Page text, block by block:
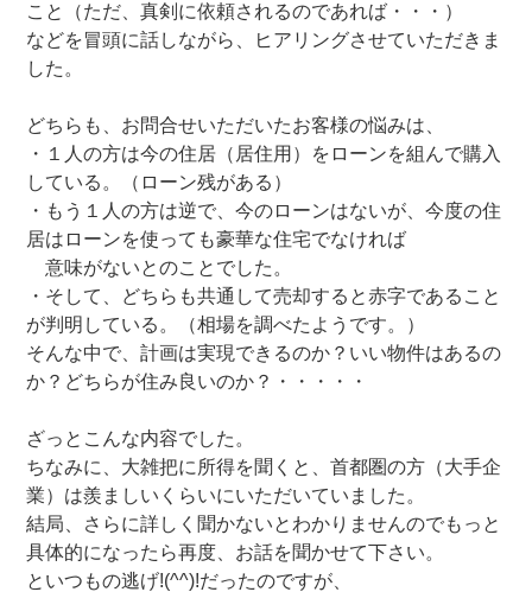
こと（ただ、真剣に依頼されるのであれば・・・）
などを冒頭に話しながら、ヒアリングさせていただきま
した。
どちらも、お問合せいただいたお客様の悩みは、
・１人の方は今の住居（居住用）をローンを組んで購入
している。（ローン残がある）
・もう１人の方は逆で、今のローンはないが、今度の住
居はローンを使っても豪華な住宅でなければ
意味がないとのことでした。
・そして、どちらも共通して売却すると赤字であること
が判明している。（相場を調べたようです。）
そんな中で、計画は実現できるのか？いい物件はあるの
か？どちらが住み良いのか？・・・・・
ざっとこんな内容でした。
ちなみに、大雑把に所得を聞くと、首都圏の方（大手企
業）は羨ましいくらいにいただいていました。
結局、さらに詳しく聞かないとわかりませんのでもっと
具体的になったら再度、お話を聞かせて下さい。
といつもの逃げ!(^^)!だったのですが、